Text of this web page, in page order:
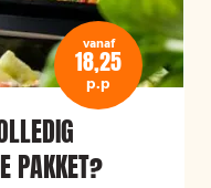
vanaf
18,25
p.p
PAKKET?